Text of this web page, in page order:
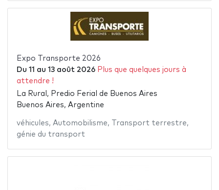
Expo Transporte 2026
Du 11 au 13 août 2026 Plus que quelques jours à
attendre !
La Rural, Predio Ferial de Buenos Aires
Buenos Aires, Argentine
véhicules, Automobilisme, Transport terrestre,
génie du transport